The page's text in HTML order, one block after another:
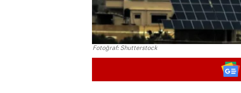
Fotoğraf: Shutterstock